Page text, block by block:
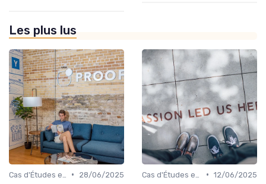
Les plus lus
•
28/06/2025
• 12/06/2025